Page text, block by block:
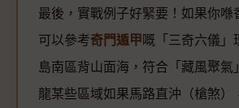
最後，實戰例子好緊要！如果你喺
可以參考奇門遁甲嘅「三奇六儀」
島南區背山面海，符合「藏風聚氣
龍某些區域如果馬路直沖（槍煞）